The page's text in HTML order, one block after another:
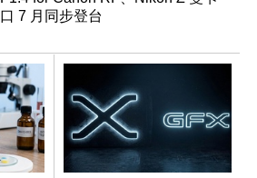
口 7 月同步登台